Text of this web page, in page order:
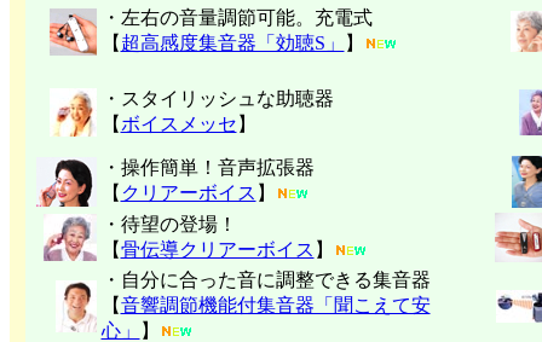
・左右の音量調節可能。充電式
【 超高感度集音器「効聴S」 】
・スタイリッシュな助聴器
【 ボイスメッセ 】
・操作簡単！音声拡張器
【 クリアーボイス 】
・待望の登場！
【骨伝導クリアーボイス 】
・自分に合った音に調整できる集音器
【音響調節機能付集音器「聞こえて安
心」
】